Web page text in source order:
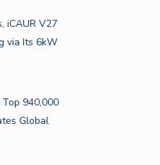
iCAUR V27
via Its 6kW
940,000
Global